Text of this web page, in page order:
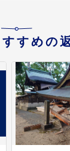
すめの